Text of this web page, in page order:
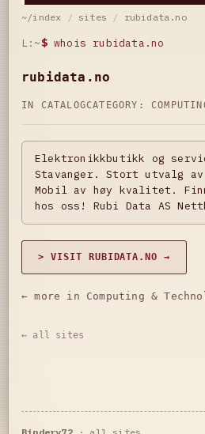
~/index / sites / rubidata.no
L:~$ whois rubidata.no
rubidata.no
IN CATALOGCATEGORY:
Elektronikkbutikk og
Stavanger. Stort utvalg
Mobil av høy kvalitet.
hos oss! Rubi Data AS
> VISIT RUBIDATA.NO →
← more in Computing &
← all sites